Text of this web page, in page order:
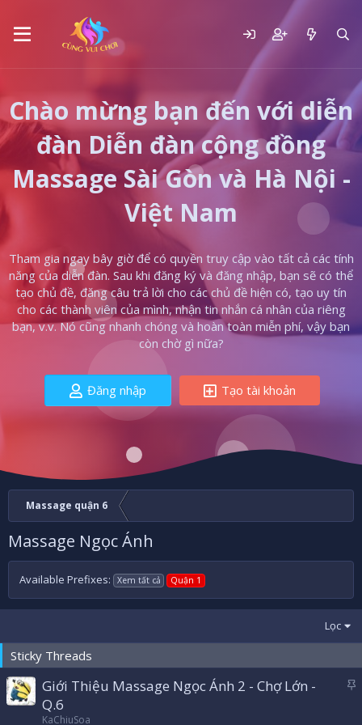
Chào mừng bạn đến với diễn
đàn Diễn đàn cộng đồng
Massage Sài Gòn và Hà Nội -
Việt Nam
Tham gia ngay bây giờ để có quyền truy cập vào tất cả các tính
năng của diễn đàn. Sau khi đăng ký và đăng nhập, bạn sẽ có thể
tạo chủ đề, đăng câu trả lời cho các chủ đề hiện có, tạo uy tín
cho các thành viên của mình, nhận tin nhắn cá nhân của riêng
bạn, v.v. Nó cũng nhanh chóng và hoàn toàn miễn phí, vậy bạn
còn chờ gì nữa?
Đăng nhập Tạo tài khoản
Massage quận 6
Massage Ngọc Ánh
Available Prefixes: Xem tất cả Quận 1
Lọc
Sticky Threads
Giới Thiệu Massage Ngọc Ánh 2 - Chợ Lớn -
Q.6
KaChiuSoa